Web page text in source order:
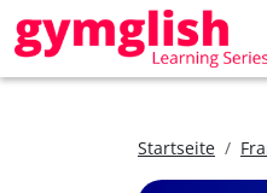
Startseite